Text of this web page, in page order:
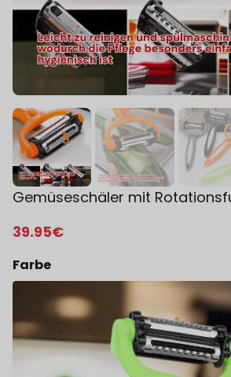
Gemüseschäler mit
39.95€
Farbe